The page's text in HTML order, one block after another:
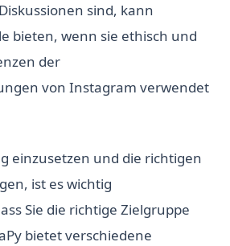
sind, kann
bieten, wenn sie ethisch und
der
von Instagram verwendet
einzusetzen und die richtigen
ist es wichtig
Sie die richtige Zielgruppe
bietet verschiedene